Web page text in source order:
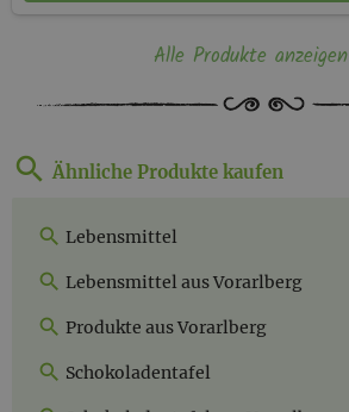
Alle Produkte anzeigen
Ähnliche Produkte kaufen
Lebensmittel
Lebensmittel aus Vorarlberg
Produkte aus Vorarlberg
Schokoladentafel